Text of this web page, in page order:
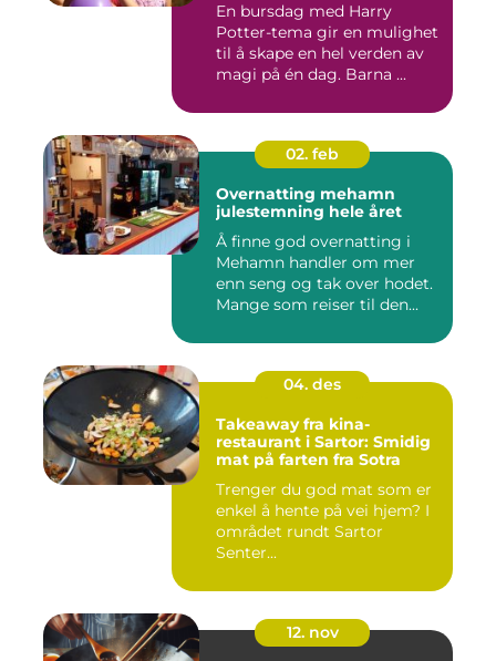
En bursdag med Harry
Potter-tema gir en mulighet
til å skape en hel verden av
magi på én dag. Barna ...
02. feb
Overnatting mehamn
julestemning hele året
Å finne god overnatting i
Mehamn handler om mer
enn seng og tak over hodet.
Mange som reiser til den...
04. des
Takeaway fra kina-
restaurant i Sartor: Smidig
mat på farten fra Sotra
Trenger du god mat som er
enkel å hente på vei hjem? I
området rundt Sartor
Senter...
12. nov